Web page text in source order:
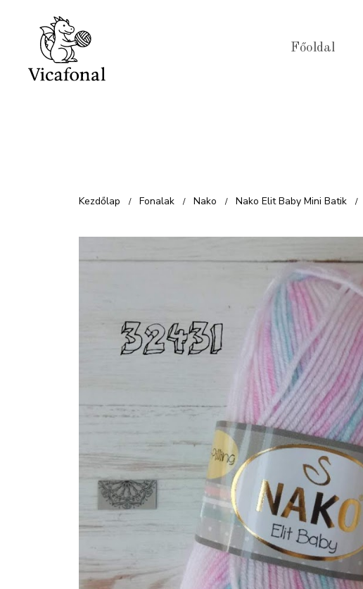
tartalomba
Főoldal
Kezdőlap / Fonalak / Nako / Nako Elit Baby Mini Batik /